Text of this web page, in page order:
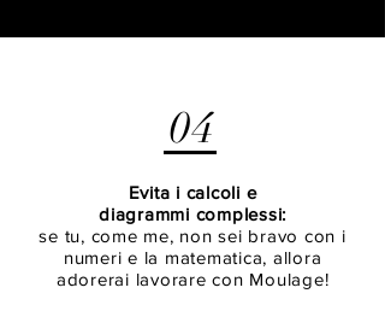
04
Evita i calcoli e
diagrammi complessi:
se tu, come me, non sei bravo con i
numeri e la matematica, allora
adorerai lavorare con Moulage!